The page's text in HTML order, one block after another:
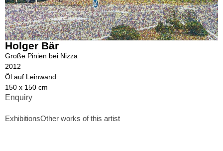
Holger Bär
Große Pinien bei Nizza
2012
Öl auf Leinwand
150 x 150 cm
Enquiry
ExhibitionsOther works of this artist